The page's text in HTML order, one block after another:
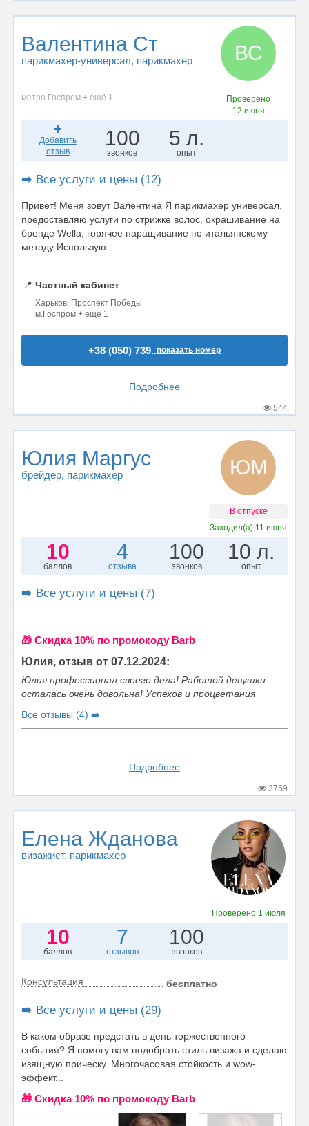
Валентина Ст
парикмахер-универсал, парикмахер ВС
метро Госпром + ещё 1
Проверено
12 июня
Добавить
отзыв
100
звонков
5 л.
опыт
➡️ Все услуги и цены (12)
Привет! Меня зовут Валентина Я парикмахер универсал,
предоставляю услуги по стрижке волос, окрашивание на
бренде Wella, горячее наращивание по итальянскому
методу Использую...
📍 Частный кабинет
Харьков, Проспект Победы
м.Госпром + ещё 1
+38 (050) 739..показать номер
Подробнее
544
Юлия Маргус
брейдер, парикмахер ЮМ
В отпуске
Заходил(а) 11 июня
10
баллов
4
отзыва
100
звонков
10 л.
опыт
➡️ Все услуги и цены (7)
🎁 Cкидка 10% по промокоду Barb
Юлия, отзыв от 07.12.2024:
Юлия профессионал своего дела! Работой девушки
осталась очень довольна! Успехов и процветания
Все отзывы (4) ➡️
Подробнее
3759
Елена Жданова
визажист, парикмахер
Проверено 1 июля
10
баллов
7
отзывов
100
звонков
Консультация бесплатно
➡️ Все услуги и цены (29)
В каком образе предстать в день торжественного
события? Я помогу вам подобрать стиль визажа и сделаю
изящную прическу. Многочасовая стойкость и wow-
эффект...
🎁 Cкидка 10% по промокоду Barb